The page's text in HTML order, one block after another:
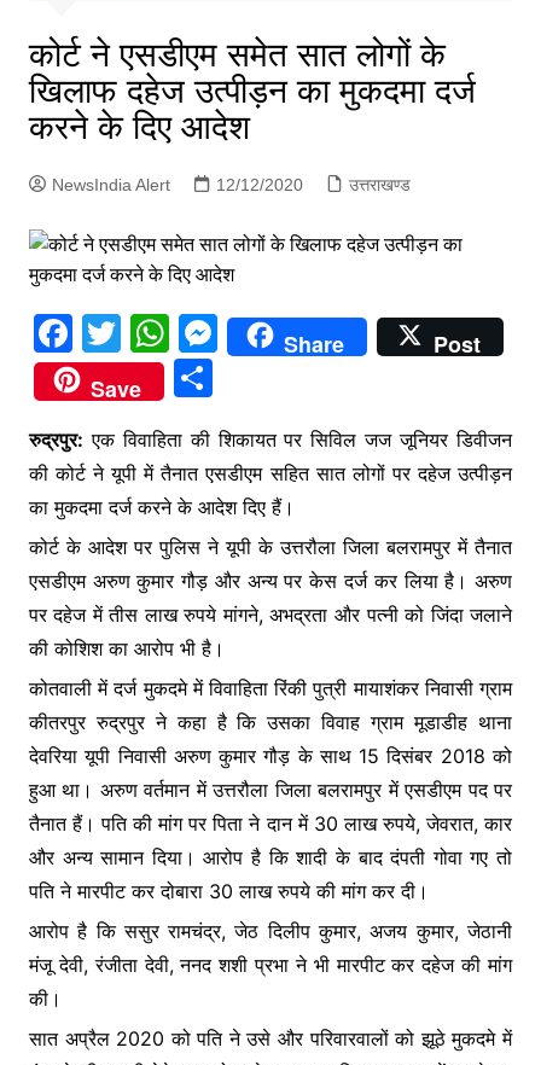
कोर्ट ने एसडीएम समेत सात लोगों के
खिलाफ दहेज उत्पीड़न का मुकदमा दर्ज
करने के दिए आदेश
NewsIndia Alert 12/12/2020 उत्तराखण्ड
F
a
c
e
b
o
o
k
T
w
itt
er
W
h
at
s
A
p
p
M
e
s
e
n
g
er
Share
Post
Save
S
ar
e
रुद्रपुर: एक विवाहिता की शिकायत पर सिविल जज जूनियर डिवीजन
की कोर्ट ने यूपी में तैनात एसडीएम सहित सात लोगों पर दहेज उत्पीड़न
का मुकदमा दर्ज करने के आदेश दिए हैं।
कोर्ट के आदेश पर पुलिस ने यूपी के उत्तरौला जिला बलरामपुर में तैनात
एसडीएम अरुण कुमार गौड़ और अन्य पर केस दर्ज कर लिया है। अरुण
पर दहेज में तीस लाख रुपये मांगने, अभद्रता और पत्नी को जिंदा जलाने
की कोशिश का आरोप भी है।
कोतवाली में दर्ज मुकदमे में विवाहिता रिंकी पुत्री मायाशंकर निवासी ग्राम
कीतरपुर रुद्रपुर ने कहा है कि उसका विवाह ग्राम मूडाडीह थाना
देवरिया यूपी निवासी अरुण कुमार गौड़ के साथ 15 दिसंबर 2018 को
हुआ था। अरुण वर्तमान में उत्तरौला जिला बलरामपुर में एसडीएम पद पर
तैनात हैं। पति की मांग पर पिता ने दान में 30 लाख रुपये, जेवरात, कार
और अन्य सामान दिया। आरोप है कि शादी के बाद दंपती गोवा गए तो
पति ने मारपीट कर दोबारा 30 लाख रुपये की मांग कर दी।
आरोप है कि ससुर रामचंद्र, जेठ दिलीप कुमार, अजय कुमार, जेठानी
मंजू देवी, रंजीता देवी, ननद शशी प्रभा ने भी मारपीट कर दहेज की मांग
की।
सात अप्रैल 2020 को पति ने उसे और परिवारवालों को झूठे मुकदमे में